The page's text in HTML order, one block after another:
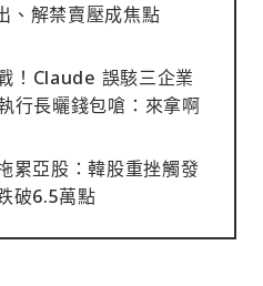
、解禁賣壓成焦點
！Claude 誤駭三企業
行長曬錢包嗆：來拿啊
累亞股：韓股重挫觸發
破6.5萬點